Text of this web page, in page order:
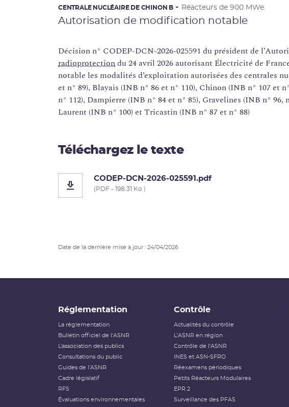
CENTRALE NUCLÉAIRE DE CHINON B Réacteurs de 900 MWe
Autorisation de modification notable
Décision n° CODEP-DCN-2026-025591 du président de
radioprotectiondu 24 avril 2026 autorisant Électricité de
notable les modalités d’exploitation autorisées des centrales
et n° 89), Blayais (INB n° 86 et n° 110), Chinon (INB n° 107 et
n° 112), Dampierre (INB n° 84 et n° 85), Gravelines (INB n° 96,
Laurent (INB n° 100) et Tricastin (INB n° 87 et n° 88)
Téléchargez le texte
CODEP-DCN-2026-025591.pdf
(PDF - 198.31 Ko )
Date de la dernière mise à jour : 24/04/2026
Réglementation
La réglementation
Bulletin officiel de l'ASNR
L’association des publics
Consultations du public
Guides de l'ASNR
Cadre législatif
RFS
Évaluations environnementales
Contrôle
Actualités du contrôle
L'ASNR en région
Contrôle de l'ASNR
INES et ASN-SFRO
Réexamens périodiques
Petits Réacteurs Modulaires
EPR 2
Surveillance des PFAS